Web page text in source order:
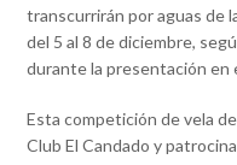
transcurrirán por aguas de
del 5 al 8 de diciembre,
durante la presentación en
Esta competición de vela
Club El Candado y